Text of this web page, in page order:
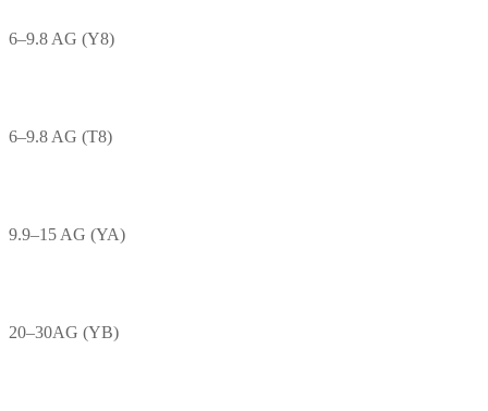
6–9.8 AG (Y8)
6–9.8 AG (T8)
9.9–15 AG (YA)
20–30AG (YB)